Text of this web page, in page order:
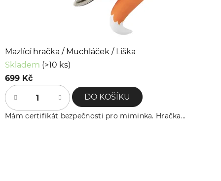
Mazlící hračka / Muchláček / Liška
Skladem (>10 ks)
699 Kč
DO KOŠÍKU
Mám certifikát bezpečnosti pro miminka. Hračka...